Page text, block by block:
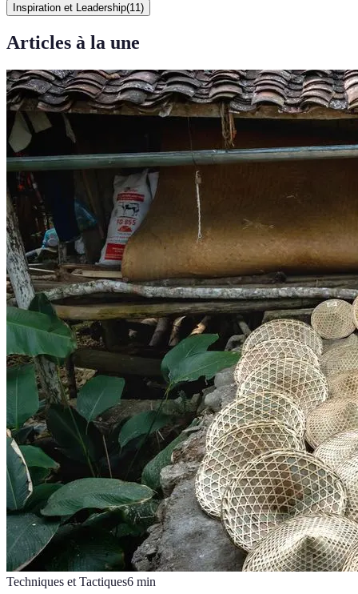
Inspiration et Leadership(11 )
Articles à la une
Techniques et Tactiques6 min